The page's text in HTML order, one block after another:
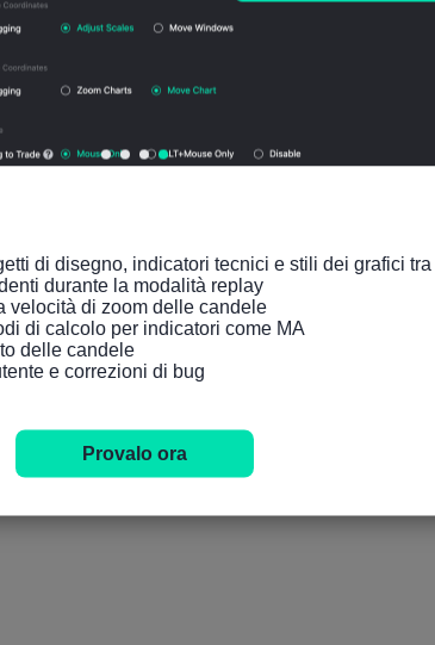
di disegno, indicatori tecnici e stili dei grafici tra
durante la modalità replay
velocità di zoom delle candele
di calcolo per indicatori come MA
delle candele
e correzioni di bug
Provalo ora